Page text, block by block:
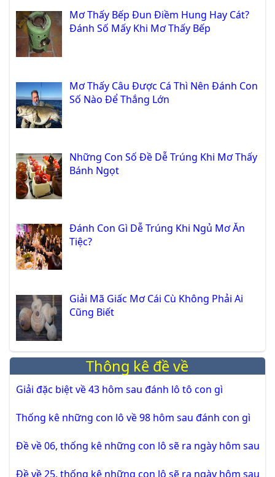
Mơ Thấy Bếp Đun Điềm Hung Hay Cát?
Đánh Số Mấy Khi Mơ Thấy Bếp
Mơ Thấy Câu Được Cá Thì Nên Đánh Con
Số Nào Để Thắng Lớn
Những Con Số Đề Dễ Trúng Khi Mơ Thấy
Bánh Ngọt
Đánh Con Gì Dễ Trúng Khi Ngủ Mơ Ăn
Tiệc?
Giải Mã Giấc Mơ Cái Cù Không Phải Ai
Cũng Biết
Thông kê đề về
Giải đặc biệt về 43 hôm sau đánh lô tô con gì
Thống kê những con lô về 98 hôm sau đánh con gì
Đề về 06, thống kê những con lô sẽ ra ngày hôm sau
Đề về 25, thống kê những con lô sẽ ra ngày hôm sau